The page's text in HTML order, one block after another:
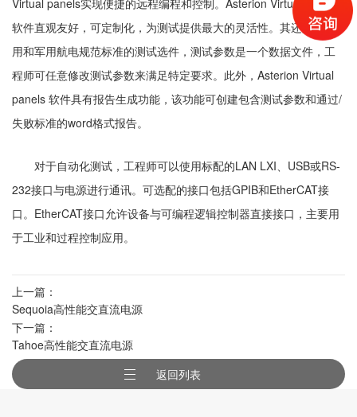
软件直观友好，可定制化，为测试提供最大的灵活性。其还支持商
用和军用航电规范标准的测试选件，测试参数是一个数据文件，工
程师可任意修改测试参数来满足特定要求。此外，Asterion Virtual
panels 软件具有报告生成功能，该功能可创建包含测试参数和通过/
失败标准的word格式报告。
对于自动化测试，工程师可以使用标配的LAN LXI、USB或RS-
232接口与电源进行通讯。可选配的接口包括GPIB和EtherCAT接
口。EtherCAT接口允许设备与可编程逻辑控制器直接接口，主要用
于工业和过程控制应用。
上一篇：
Sequoia高性能交直流电源
下一篇：
Tahoe高性能交直流电源
返回列表